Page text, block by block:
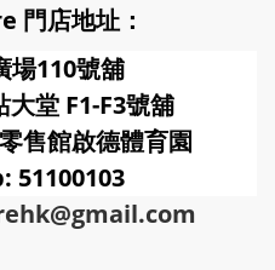
門店地址：
場110號舖
堂 F1-F3號舖
售館啟德體育園
51100103